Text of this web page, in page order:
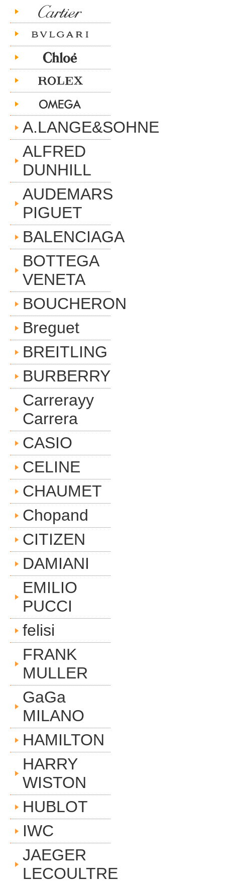
A.LANGE&SOHNE
ALFRED
DUNHILL
AUDEMARS
PIGUET
BALENCIAGA
BOTTEGA
VENETA
BOUCHERON
Breguet
BREITLING
BURBERRY
Carrerayy
Carrera
CASIO
CELINE
CHAUMET
Chopand
CITIZEN
DAMIANI
EMILIO
PUCCI
felisi
FRANK
MULLER
GaGa
MILANO
HAMILTON
HARRY
WISTON
HUBLOT
IWC
JAEGER
LECOULTRE